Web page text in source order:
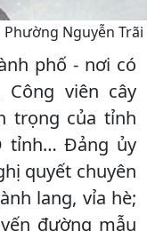
Phường Nguyễn
phố - nơi có
viên cây
trọng của tỉnh
tỉnh… Đảng ủy
quyết chuyên
lang, vỉa hè;
đường mẫu